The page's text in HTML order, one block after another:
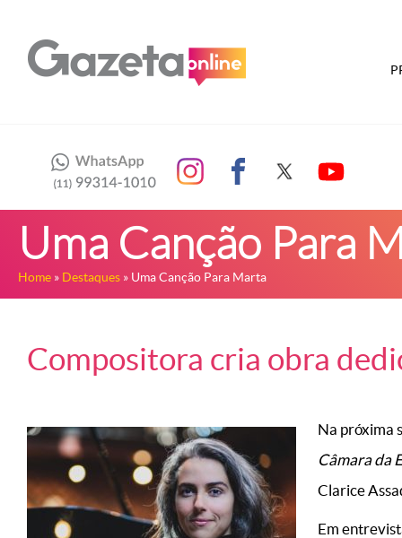
Uma Canção Para
Home » Destaques » Uma Canção Para Marta
Compositora cria obra
Na próxima
Câmara da
Clarice
Em